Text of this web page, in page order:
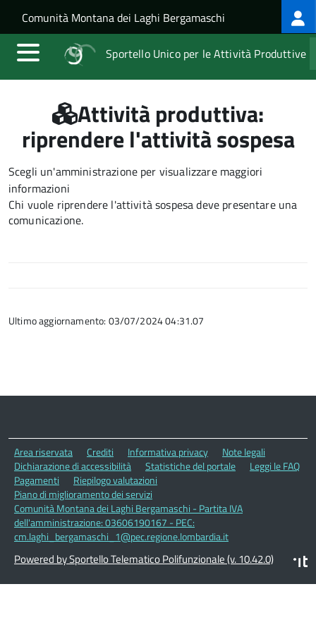
Salta al contenuto principale
Skip to site navigation
Comunità Montana dei Laghi Bergamaschi
Sportello Unico per le Attività Produttive
Attività produttiva:
riprendere l'attività sospesa
Scegli un'amministrazione per visualizzare maggiori
informazioni
Chi vuole riprendere l'attività sospesa deve presentare una
comunicazione.
Ultimo aggiornamento: 03/07/2024 04:31.07
Area riservata Crediti Informativa privacy
Note legali
Dichiarazione di accessibilità
Statistiche del portale
Leggi le FAQ
Pagamenti
Riepilogo valutazioni
Piano di miglioramento dei servizi
Comunità Montana dei Laghi Bergamaschi - Partita IVA
dell'amministrazione: 03606190167 - PEC:
cm.laghi_bergamaschi_1@pec.regione.lombardia.it
Powered by Sportello Telematico Polifunzionale (v. 10.42.0)